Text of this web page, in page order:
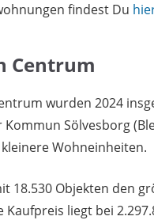
findest Du
Centrum
wurden 2024
Sölvesborg
Wohneinheiten.
18.530 Objekten den
liegt bei